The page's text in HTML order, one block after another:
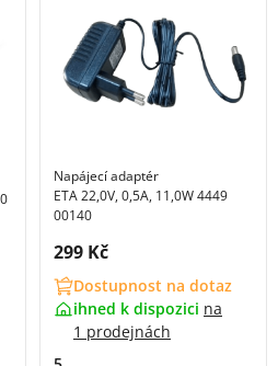
Napájecí adaptér
ETA 22,0V, 0,5A, 11,0W 4449
00140
Cena s DPH:
299 Kč
Dostupnost na dotaz
ihned k dispozici na
1 prodejnách